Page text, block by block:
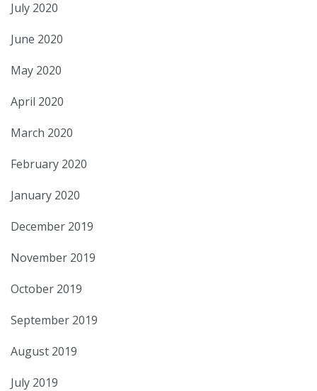
July 2020
June 2020
May 2020
April 2020
March 2020
February 2020
January 2020
December 2019
November 2019
October 2019
September 2019
August 2019
July 2019